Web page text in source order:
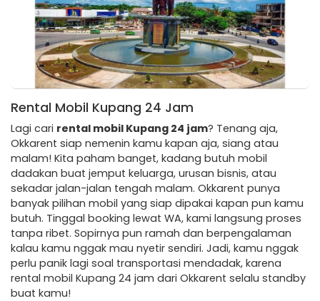
Rental Mobil Kupang 24 Jam
Lagi cari rental mobil Kupang 24 jam? Tenang aja,
Okkarent siap nemenin kamu kapan aja, siang atau
malam! Kita paham banget, kadang butuh mobil
dadakan buat jemput keluarga, urusan bisnis, atau
sekadar jalan-jalan tengah malam. Okkarent punya
banyak pilihan mobil yang siap dipakai kapan pun kamu
butuh. Tinggal booking lewat WA, kami langsung proses
tanpa ribet. Sopirnya pun ramah dan berpengalaman
kalau kamu nggak mau nyetir sendiri. Jadi, kamu nggak
perlu panik lagi soal transportasi mendadak, karena
rental mobil Kupang 24 jam dari Okkarent selalu standby
buat kamu!